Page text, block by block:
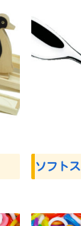
ソフト